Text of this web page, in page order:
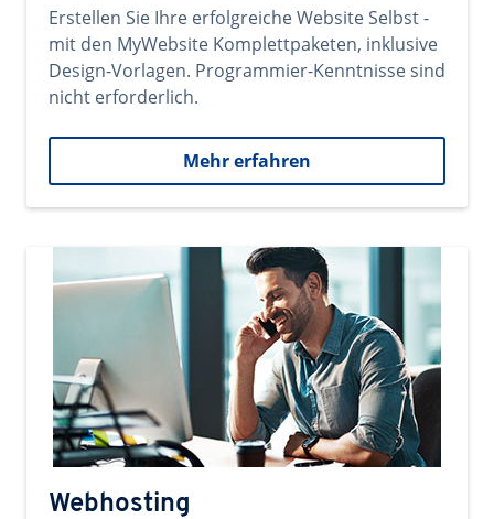
Erstellen Sie Ihre erfolgreiche Website Selbst -
mit den MyWebsite Komplettpaketen, inklusive
Design-Vorlagen. Programmier-Kenntnisse sind
nicht erforderlich.
Mehr erfahren
Webhosting